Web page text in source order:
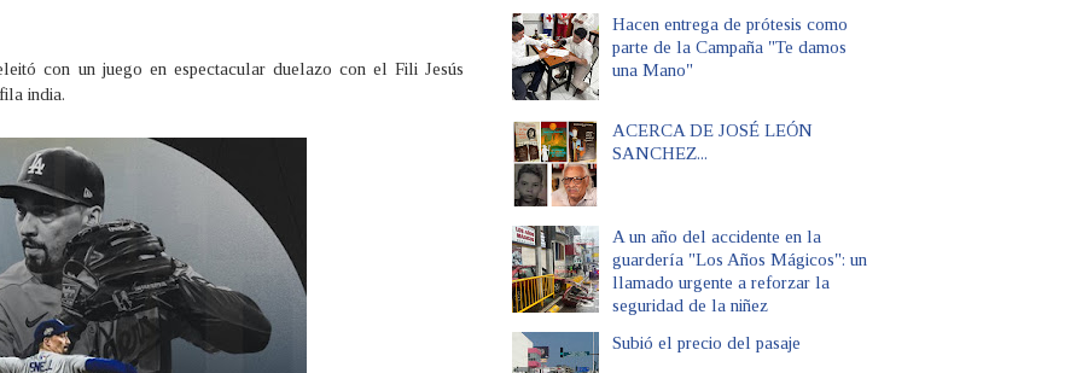
con un juego en espectacular duelazo con el Fili Jesús
india.
Hacen entrega de prótesis como
parte de la Campaña "Te damos
una Mano"
ACERCA DE JOSÉ LEÓN
SANCHEZ...
A un año del accidente en la
guardería "Los Años Mágicos": un
llamado urgente a reforzar la
seguridad de la niñez
Subió el precio del pasaje